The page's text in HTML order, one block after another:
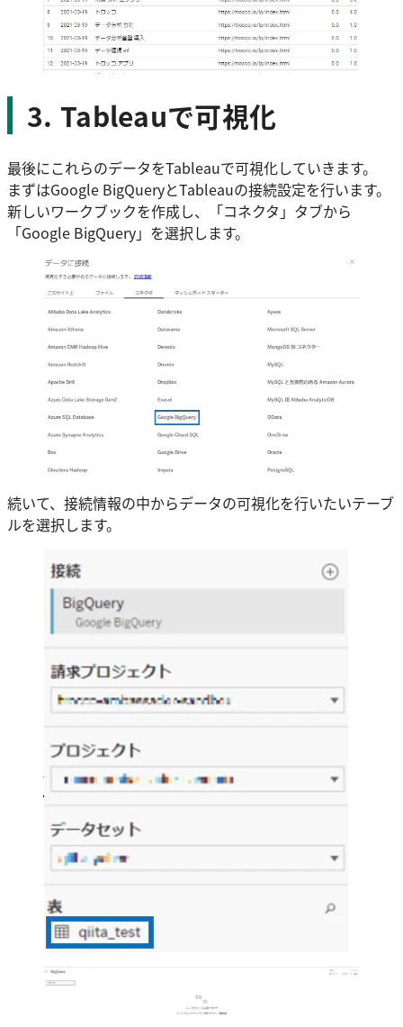
3. Tableauで可視化
最後にこれらのデータをTableauで可視化していきます。
まずはGoogle BigQueryとTableauの接続設定を行います。
新しいワークブックを作成し、「コネクタ」タブから
「Google BigQuery」を選択します。
続いて、接続情報の中からデータの可視化を行いたいテーブ
ルを選択します。